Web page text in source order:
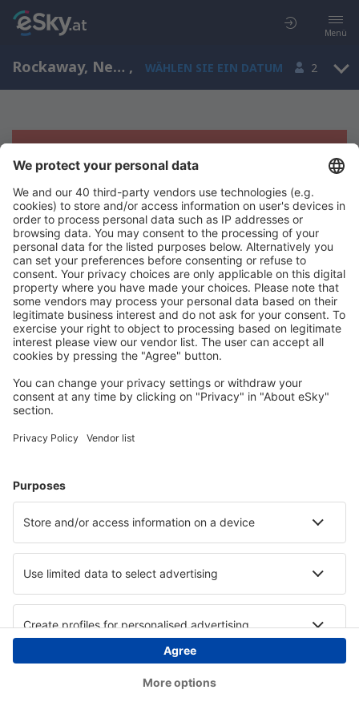
Menü
Rockaway, New Jersey, USA , WÄHLEN SIE EIN DATUM 2
Es tut uns leid, wir können keine
Ergebnisse aufzeigen
Bitte starten Sie Ihre Suche erneut mit anderen Suchkriterien.
Copyright © eSky.at. Alle Rechte vorbehalten.